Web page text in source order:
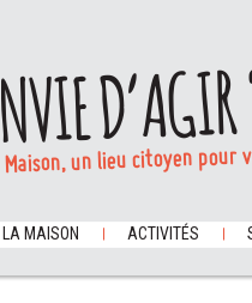
un lieu citoyen
LA MAISON ACTIVITÉS